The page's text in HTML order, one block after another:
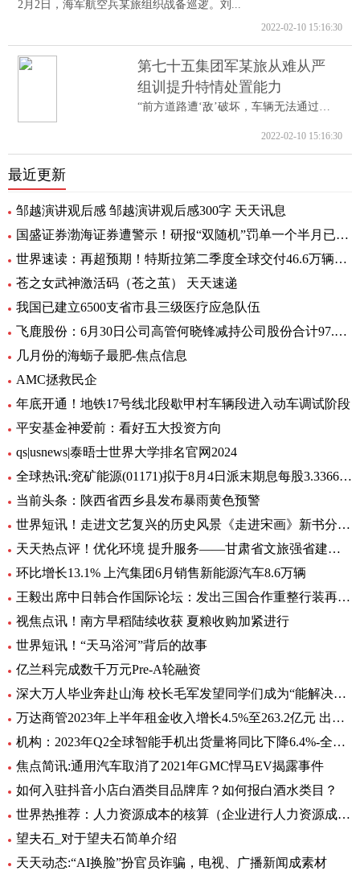
2月2日，海军航空兵某旅组织战备巡逻。刘...
2022-02-10 15:16:30
第七十五集团军某旅从难从严
组训提升特情处置能力
“前方道路遭‘敌’破坏，车辆无法通过。...
2022-02-10 15:16:30
最近更新
邹越演讲观后感 邹越演讲观后感300字 天天讯息
国盛证券渤海证券遭警示！研报“双随机”罚单一个半月已开39张
世界速读：再超预期！特斯拉第二季度全球交付46.6万辆，继续稳居全球纯电销冠
苍之女武神激活码（苍之茧） 天天速递
我国已建立6500支省市县三级医疗应急队伍
飞鹿股份：6月30日公司高管何晓锋减持公司股份合计97.6万股|百事通
几月份的海蛎子最肥-焦点信息
AMC拯救民企
年底开通！地铁17号线北段歇甲村车辆段进入动车调试阶段
平安基金神爱前：看好五大投资方向
qs|usnews|泰晤士世界大学排名官网2024
全球热讯:兖矿能源(01171)拟于8月4日派末期息每股3.3366港元
当前头条：陕西省西乡县发布暴雨黄色预警
世界短讯！走进文艺复兴的历史风景《走进宋画》新书分享会在苏州举行
天天热点评！优化环境 提升服务——甘肃省文旅强省建设系列深度报道之保障篇
环比增长13.1% 上汽集团6月销售新能源汽车8.6万辆
王毅出席中日韩合作国际论坛：发出三国合作重整行装再出发的明确信号
视焦点讯！南方早稻陆续收获 夏粮收购加紧进行
世界短讯！“天马浴河”背后的故事
亿兰科完成数千万元Pre-A轮融资
深大万人毕业奔赴山海 校长毛军发望同学们成为“能解决问题的人”
万达商管2023年上半年租金收入增长4.5%至263.2亿元 出租率98.2%-当前头条
机构：2023年Q2全球智能手机出货量将同比下降6.4%-全球即时
焦点简讯:通用汽车取消了2021年GMC悍马EV揭露事件
如何入驻抖音小店白酒类目品牌库？如何报白酒水类目？
世界热推荐：人力资源成本的核算（企业进行人力资源成本核算有什么意义）
望夫石_对于望夫石简单介绍
天天动态:“AI换脸”扮官员诈骗，电视、广播新闻成素材